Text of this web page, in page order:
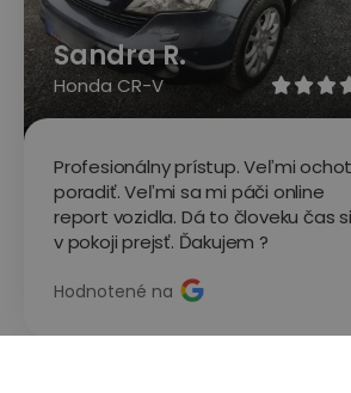

Sandra R.
Honda CR-V
Profesionálny prístup. Veľmi
poradiť. Veľmi sa mi páči online
report vozidla. Dá to človeku čas
v pokoji prejsť. Ďakujem ?
Hodnotené na